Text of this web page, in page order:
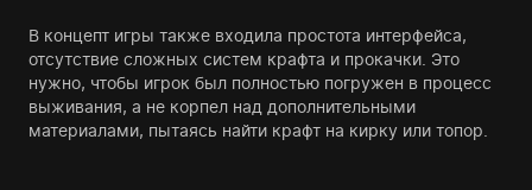
В концепт игры также входила простота интерфейса,
отсутствие сложных систем крафта и прокачки. Это
нужно, чтобы игрок был полностью погружен в процесс
выживания, а не корпел над дополнительными
материалами, пытаясь найти крафт на кирку или топор.